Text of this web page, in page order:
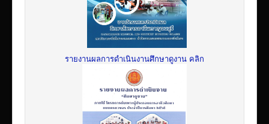
รายงานผลการดำเนินงานศึกษาดูงาน คลิก